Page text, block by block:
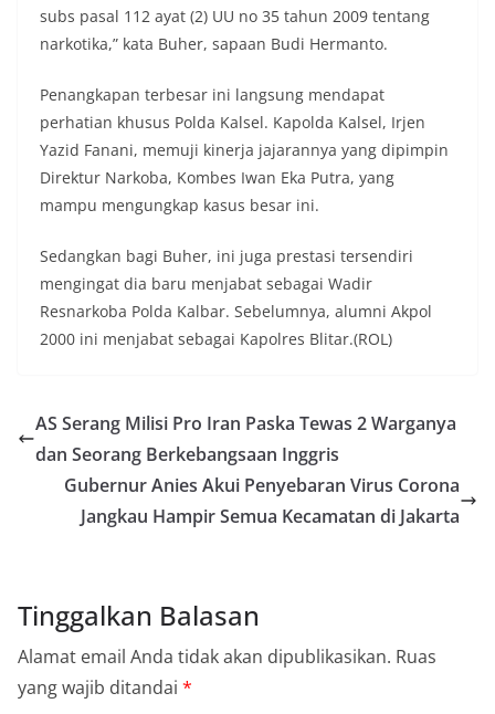
subs pasal 112 ayat (2) UU no 35 tahun 2009 tentang
narkotika,” kata Buher, sapaan Budi Hermanto.
Penangkapan terbesar ini langsung mendapat
perhatian khusus Polda Kalsel. Kapolda Kalsel, Irjen
Yazid Fanani, memuji kinerja jajarannya yang dipimpin
Direktur Narkoba, Kombes Iwan Eka Putra, yang
mampu mengungkap kasus besar ini.
Sedangkan bagi Buher, ini juga prestasi tersendiri
mengingat dia baru menjabat sebagai Wadir
Resnarkoba Polda Kalbar. Sebelumnya, alumni Akpol
2000 ini menjabat sebagai Kapolres Blitar.(ROL)
AS Serang Milisi Pro Iran Paska Tewas 2 Warganya
dan Seorang Berkebangsaan Inggris
Gubernur Anies Akui Penyebaran Virus Corona
Jangkau Hampir Semua Kecamatan di Jakarta
Tinggalkan Balasan
Alamat email Anda tidak akan dipublikasikan. Ruas
yang wajib ditandai *